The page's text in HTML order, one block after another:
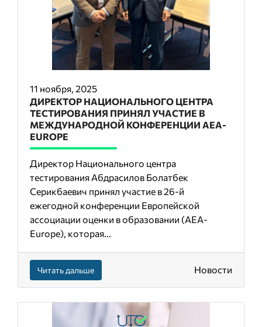
11 ноября, 2025
ДИРЕКТОР НАЦИОНАЛЬНОГО ЦЕНТРА
ТЕСТИРОВАНИЯ ПРИНЯЛ УЧАСТИЕ В
МЕЖДУНАРОДНОЙ КОНФЕРЕНЦИИ АЕА-
EUROPE
Директор Национального центра
тестирования Абдрасилов Болатбек
Серикбаевич принял участие в 26-й
ежегодной конференции Европейской
ассоциации оценки в образовании (AEA-
Europe), которая...
Читать дальше Новости